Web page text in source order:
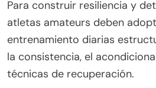
y la determinación a través
prácticos. Establecer y
metas desafiantes fomenta
Participar en prácticas
desarrollar habilidades bajo